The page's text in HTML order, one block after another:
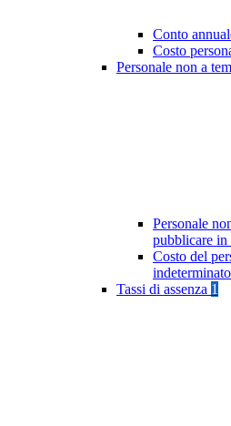
Conto
Costo
Personale non a
Personale
pubblicare in
Costo del
Tassi di assenza 1